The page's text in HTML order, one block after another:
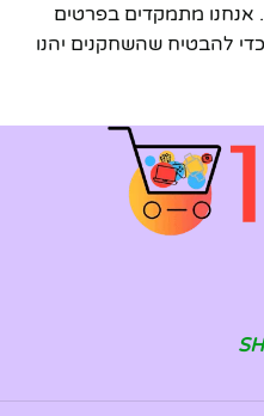
אנחנו מתמקדים בפרטים
להבטיח שהשחקנים יהנו